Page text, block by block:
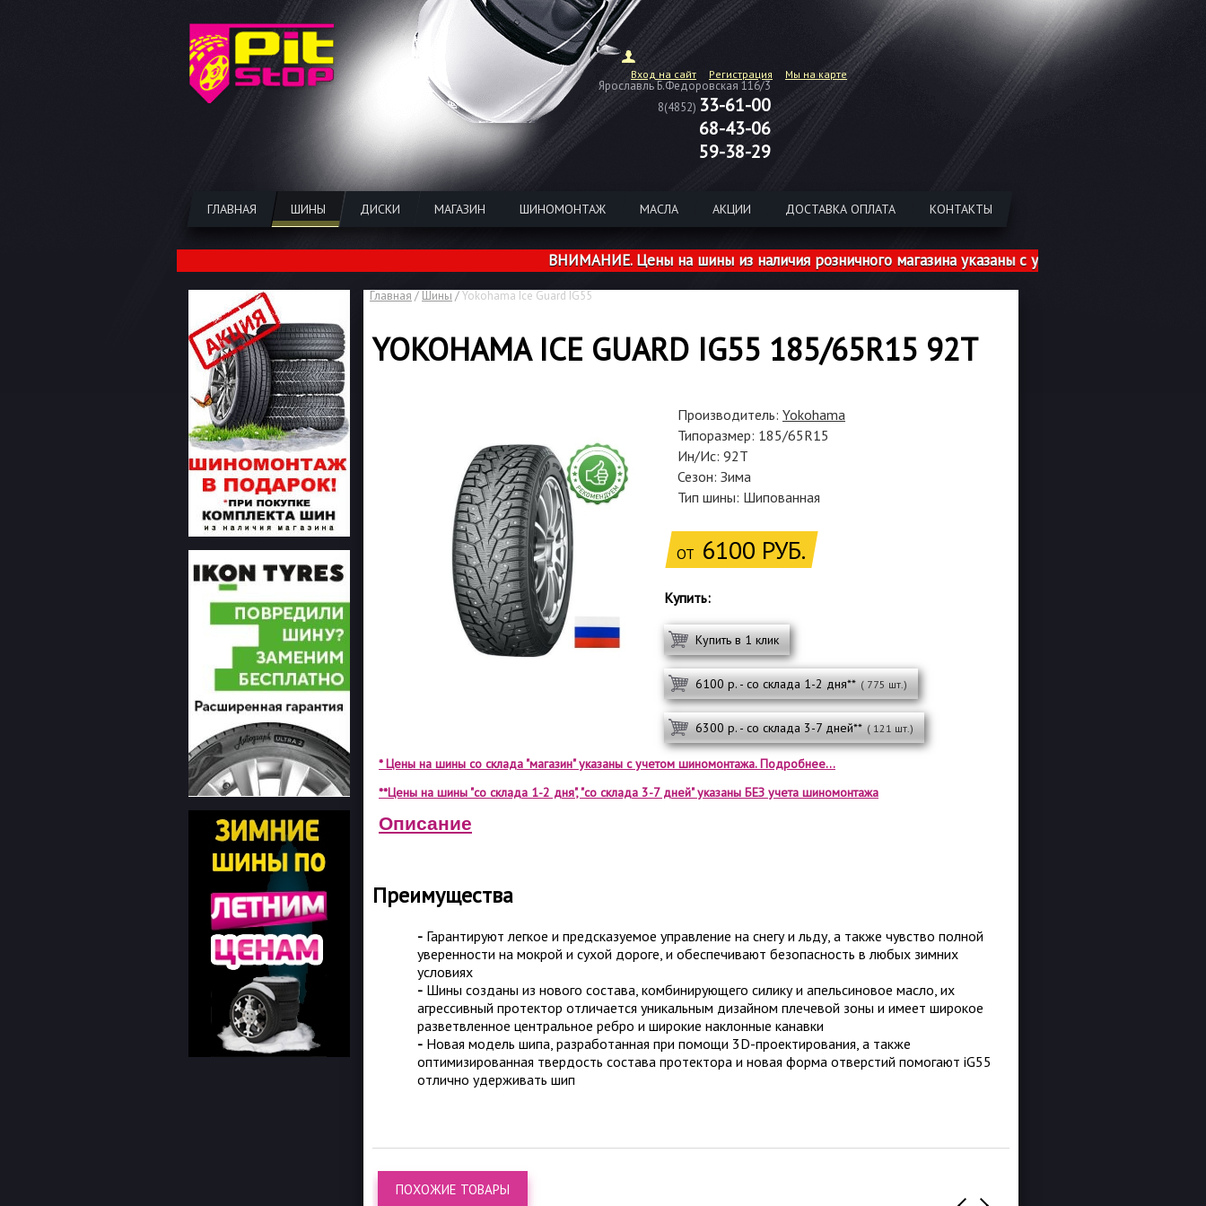
Вход на сайт Регистрация Мы на карте
Ярославль Б.Федоровская 116/3
8(4852) 33-61-00
68-43-06
59-38-29
ГЛАВНАЯ ШИНЫ ДИСКИ МАГАЗИН ШИНОМОНТАЖ МАСЛА АКЦИИ ДОСТАВКА ОПЛАТА КОНТАКТЫ
ВНИМАНИЕ. Цены на шины из наличия розничного магазина указаны с учетом шиномонтажа!
Главная / Шины /Yokohama Ice Guard IG55
YOKOHAMA ICE GUARD IG55 185/65R15 92T
Производитель: Yokohama
Типоразмер: 185/65R15
Ин/Ис: 92T
Сезон: Зима
Тип шины: Шипованная
ОТ 6100 РУБ.
Купить:
Купить в 1 клик
6100 р. - со склада 1-2 дня** ( 775 шт.)
6300 р. - со склада 3-7 дней** ( 121 шт.)
* Цены на шины со склада "магазин" указаны с учетом шиномонтажа. Подробнее...
**Цены на шины "со склада 1-2 дня", "со склада 3-7 дней" указаны БЕЗ учета шиномонтажа
Описание
Преимущества
- Гарантируют легкое и предсказуемое управление на снегу и льду, а также чувство полной
уверенности на мокрой и сухой дороге, и обеспечивают безопасность в любых зимних
условиях
- Шины созданы из нового состава, комбинирующего силику и апельсиновое масло, их
агрессивный протектор отличается уникальным дизайном плечевой зоны и имеет широкое
разветвленное центральное ребро и широкие наклонные канавки
- Новая модель шипа, разработанная при помощи 3D-проектирования, а также
оптимизированная твердость состава протектора и новая форма отверстий помогают iG55
отлично удерживать шип
ПОХОЖИЕ ТОВАРЫ